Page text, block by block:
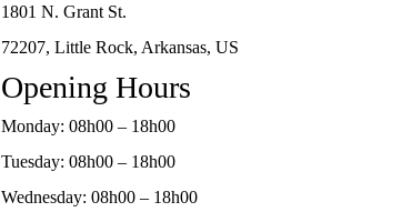
1801 N. Grant St.
72207, Little Rock, Arkansas, US
Opening Hours
Monday: 08h00 – 18h00
Tuesday: 08h00 – 18h00
Wednesday: 08h00 – 18h00